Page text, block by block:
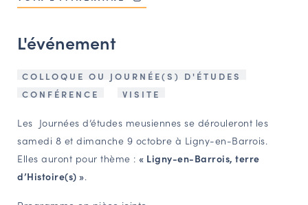
CARTES DES NAUDIN
Espace acteurs
NAVIGATION FILTRÉE « ACTEURS »
PORTAIL CULTURE
Comité d'Histoire Régionale
Service Inventaire et Patrimoines de la Région Grand Est
L'événement
COLLOQUE OU JOURNÉE(S) D'ÉTUDES
CONFÉRENCE
VISITE
Les Journées d’études meusiennes se dérouleront les
samedi 8 et dimanche 9 octobre à Ligny-en-Barrois.
Elles auront pour thème : « Ligny-en-Barrois, terre
d’Histoire(s) ».